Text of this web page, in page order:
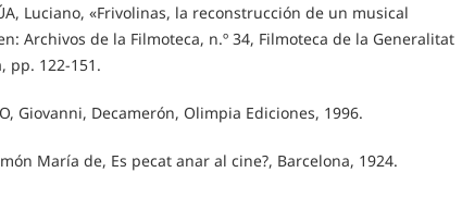
Luciano, «Frivolinas, la reconstrucción de un musical
Archivos de la Filmoteca, n.º 34, Filmoteca de la Generalitat
pp. 122-151.
Giovanni, Decamerón, Olimpia Ediciones, 1996.
María de, Es pecat anar al cine?, Barcelona, 1924.